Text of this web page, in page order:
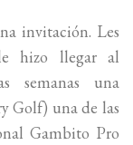
invitación. Les
hizo llegar al
semanas una
Golf) una de las
Gambito Pro